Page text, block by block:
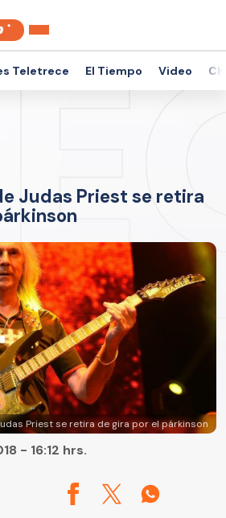
Teletrece El Tiempo Video
Judas Priest se retira
Priest se retira de gira por el párkinson
- 16:12 hrs.